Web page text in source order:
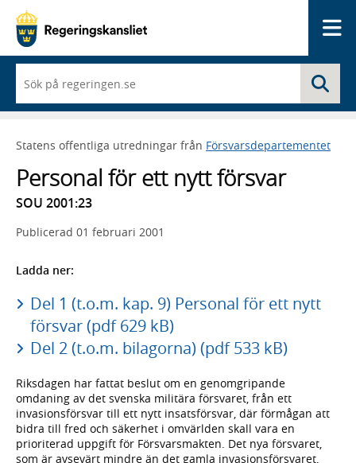
du
börjar
skriva
framträder
lista
med
sökförslag
Statens offentliga utredningar från Försvarsdepartementet
Personal för ett nytt försvar
SOU 2001:23
Publicerad 01 februari 2001
Ladda ner:
Del 1 (t.o.m. kap. 9) Personal för ett nytt
försvar (pdf 629 kB)
Del 2 (t.o.m. bilagorna) (pdf 533 kB)
Riksdagen har fattat beslut om en genomgripande
omdaning av det svenska militära försvaret, från ett
invasionsförsvar till ett nytt insatsförsvar, där förmågan att
bidra till fred och säkerhet i omvärlden skall vara en
prioriterad uppgift för Försvarsmakten. Det nya försvaret,
som är avsevärt mindre än det gamla invasionsförsvaret,